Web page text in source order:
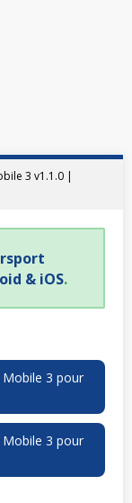
3 v1.1.0 |
& iOS.
3 pour
3 pour